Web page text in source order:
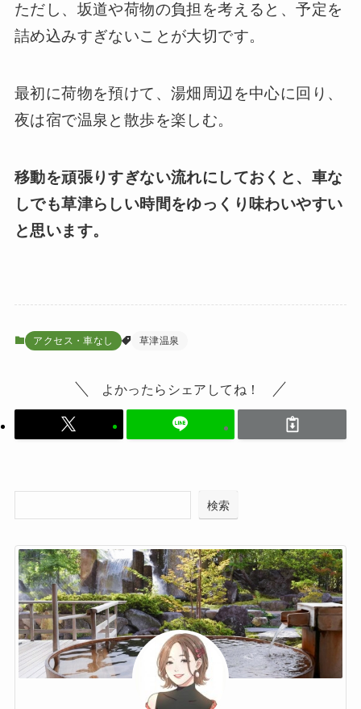
ただし、坂道や荷物の負担を考えると、予定を
詰め込みすぎないことが大切です。
最初に荷物を預けて、湯畑周辺を中心に回り、
夜は宿で温泉と散歩を楽しむ。
移動を頑張りすぎない流れにしておくと、車な
しでも草津らしい時間をゆっくり味わいやすい
と思います。
アクセス・車なし 草津温泉
よかったらシェアしてね！
検索